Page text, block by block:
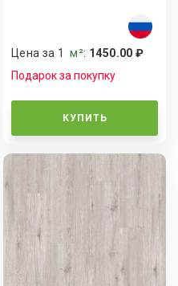
Цена за 1м²: 1450.00 ₽
Подарок за покупку
КУПИТЬ